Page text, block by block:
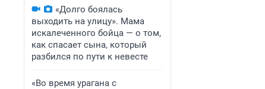
«Долго боялась
выходить на улицу». Мама
искалеченного бойца — о том,
как спасает сына, который
разбился по пути к невесте
«Во время урагана с